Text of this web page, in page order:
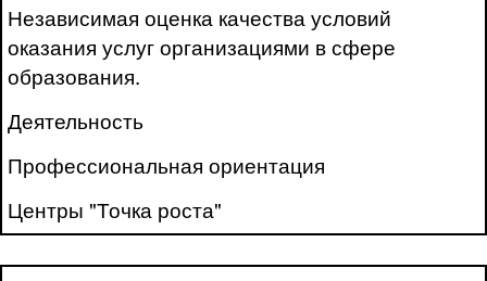
Независимая оценка качества условий
оказания услуг организациями в сфере
образования.
Деятельность
Профессиональная ориентация
Центры "Точка роста"